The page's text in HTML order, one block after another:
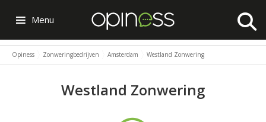
Menu
Opiness Zonweringbedrijven Amsterdam Westland Zonwering
Westland Zonwering